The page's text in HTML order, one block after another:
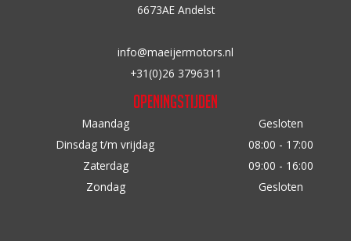
6673AE Andelst
info@maeijermotors.nl
+31(0)26 3796311
Openingstijden
Maandag
Gesloten
Dinsdag t/m vrijdag
08:00 - 17:00
Zaterdag
09:00 - 16:00
Zondag
Gesloten